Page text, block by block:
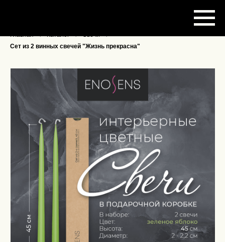
Главная → Каталог → Свечи →
Сет из 2 винных свечей "Жизнь прекрасна"